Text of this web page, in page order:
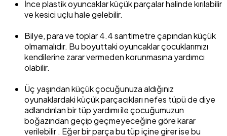
İnce plastik oyuncaklar küçük parçalar halinde kırılabilir
ve kesici uçlu hale gelebilir.
Bilye, para ve toplar 4.4 santimetre çapından küçük
olmamalıdır. Bu boyuttaki oyuncaklar çocuklarımızı
kendilerine zarar vermeden korunmasına yardımcı
olabilir.
Üç yaşından küçük çocuğunuza aldığınız
oyunaklardaki küçük parçacıkları nefes tüpü de diye
adlandırılan bir tüp yardımı ile çocuğumuzun
boğazından geçip geçmeyeceğine göre karar
verilebilir . Eğer bir parça bu tüp içine girer ise bu